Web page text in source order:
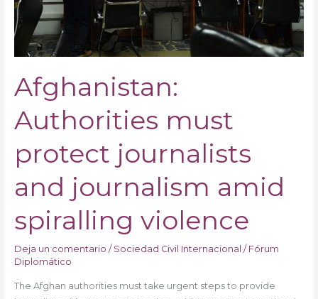
Afghanistan:
Authorities must
protect journalists
and journalism amid
spiralling violence
Deja un comentario / Sociedad Civil Internacional / Fórum
Diplomático
The Afghan authorities must take urgent steps to provide
spiralling
violence